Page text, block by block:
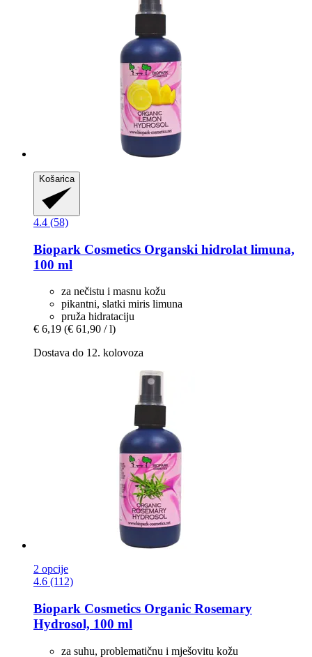
Košarica
4.4 (58)
Biopark Cosmetics Organski hidrolat limuna,
100 ml
za nečistu i masnu kožu
pikantni, slatki miris limuna
pruža hidrataciju
€ 6,19 (€ 61,90 / l)
Dostava do 12. kolovoza
2 opcije
4.6 (112)
Biopark Cosmetics Organic Rosemary
Hydrosol, 100 ml
za suhu, problematičnu i mješovitu kožu